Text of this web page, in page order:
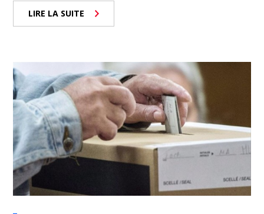
LIRE LA SUITE